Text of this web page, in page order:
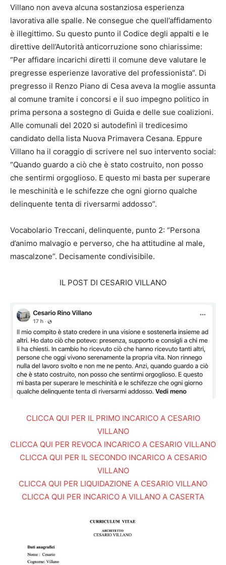
Villano non aveva alcuna sostanziosa esperienza
lavorativa alle spalle. Ne consegue che quell’affidamento
è illegittimo. Su questo punto il Codice degli appalti e le
direttive dell’Autorità anticorruzione sono chiarissime:
“Per affidare incarichi diretti il comune deve valutare le
pregresse esperienze lavorative del professionista”. Di
pregresso il Renzo Piano di Cesa aveva la moglie assunta
al comune tramite i concorsi e il suo impegno politico in
prima persona a sostegno di Guida e delle sue coalizioni.
Alle comunali del 2020 si autodefinì il tredicesimo
candidato della lista Nuova Primavera Cesana. Eppure
Villano ha il coraggio di scrivere nel suo intervento social:
“Quando guardo a ciò che è stato costruito, non posso
che sentirmi orgoglioso. E questo mi basta per superare
le meschinità e le schifezze che ogni giorno qualche
delinquente tenta di riversarmi addosso”.
Vocabolario Treccani, delinquente, punto 2: “Persona
d’animo malvagio e perverso, che ha attitudine al male,
mascalzone”. Decisamente condivisibile.
IL POST DI CESARIO VILLANO
CLICCA QUI PER IL PRIMO INCARICO A CESARIO
VILLANO
CLICCA QUI PER REVOCA INCARICO A CESARIO VILLANO
CLICCA QUI PER IL SECONDO INCARICO A CESARIO
VILLANO
CLICCA QUI PER LIQUIDAZIONE A CESARIO VILLANO
CLICCA QUI PER INCARICO A VILLANO A CASERTA